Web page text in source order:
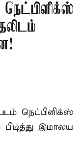
நெட்பிளிக்ஸ்
நெட்பிளிக்ஸ்
இமாலய